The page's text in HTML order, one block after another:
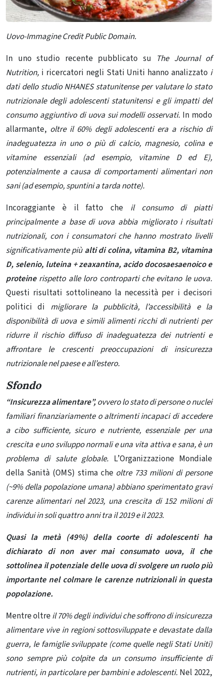
Uovo-Immagine Credit Public Domain.
In uno studio recente pubblicato su The Journal of
Nutrition, i ricercatori negli Stati Uniti hanno analizzato i
dati dello studio NHANES statunitense per valutare lo stato
nutrizionale degli adolescenti statunitensi e gli impatti del
consumo aggiuntivo di uova sui modelli osservati. In modo
allarmante, oltre il 60% degli adolescenti era a rischio di
inadeguatezza in uno o più di calcio, magnesio, colina e
vitamine essenziali (ad esempio, vitamine D ed E),
potenzialmente a causa di comportamenti alimentari non
sani (ad esempio, spuntini a tarda notte).
Incoraggiante è il fatto che il consumo di piatti
principalmente a base di uova abbia migliorato i risultati
nutrizionali, con i consumatori che hanno mostrato livelli
significativamente più alti di colina, vitamina B2, vitamina
D, selenio, luteina + zeaxantina, acido docosaesaenoico e
proteine​​rispetto alle loro controparti che evitano le uova.
Questi risultati sottolineano la necessità per i decisori
politici di migliorare la pubblicità, l’accessibilità e la
disponibilità di uova e simili alimenti ricchi di nutrienti per
ridurre il rischio diffuso di inadeguatezza dei nutrienti e
affrontare le crescenti preoccupazioni di insicurezza
nutrizionale nel paese e all’estero.
Sfondo
“Insicurezza alimentare”,ovvero lo stato di persone o nuclei
familiari finanziariamente o altrimenti incapaci di accedere
a cibo sufficiente, sicuro e nutriente, essenziale per una
crescita e uno sviluppo normali e una vita attiva e sana, è un
problema di salute globale. L’Organizzazione Mondiale
della Sanità (OMS) stima cheoltre 733 milioni di persone
(~9% della popolazione umana) abbiano sperimentato gravi
carenze alimentari nel 2023, una crescita di 152 milioni di
individui in soli quattro anni tra il 2019 e il 2023.
Quasi la metà (49%) della coorte di adolescenti ha
dichiarato di non aver mai consumato uova, il che
sottolinea il potenziale delle uova di svolgere un ruolo più
importante nel colmare le carenze nutrizionali in questa
popolazione.
Mentre oltreil 70% degli individui che soffrono di insicurezza
alimentare vive in regioni sottosviluppate e devastate dalla
guerra, le famiglie sviluppate (come quelle negli Stati Uniti)
sono sempre più colpite da un consumo insufficiente di
nutrienti, in particolare per bambini e adolescenti. Nel 2022,